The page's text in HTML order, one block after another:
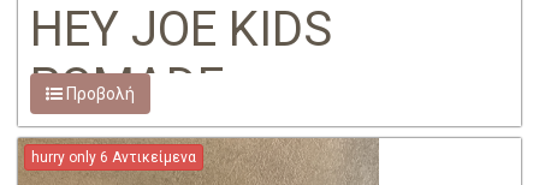
HEY JOE KIDS
POMADE
Προβολή
hurry only 6 Αντικείμενα